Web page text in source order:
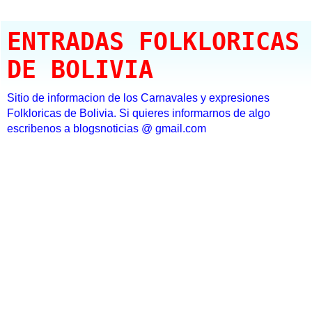
ENTRADAS FOLKLORICAS
DE BOLIVIA
Sitio de informacion de los Carnavales y expresiones
Folkloricas de Bolivia. Si quieres informarnos de algo
escribenos a blogsnoticias @ gmail.com